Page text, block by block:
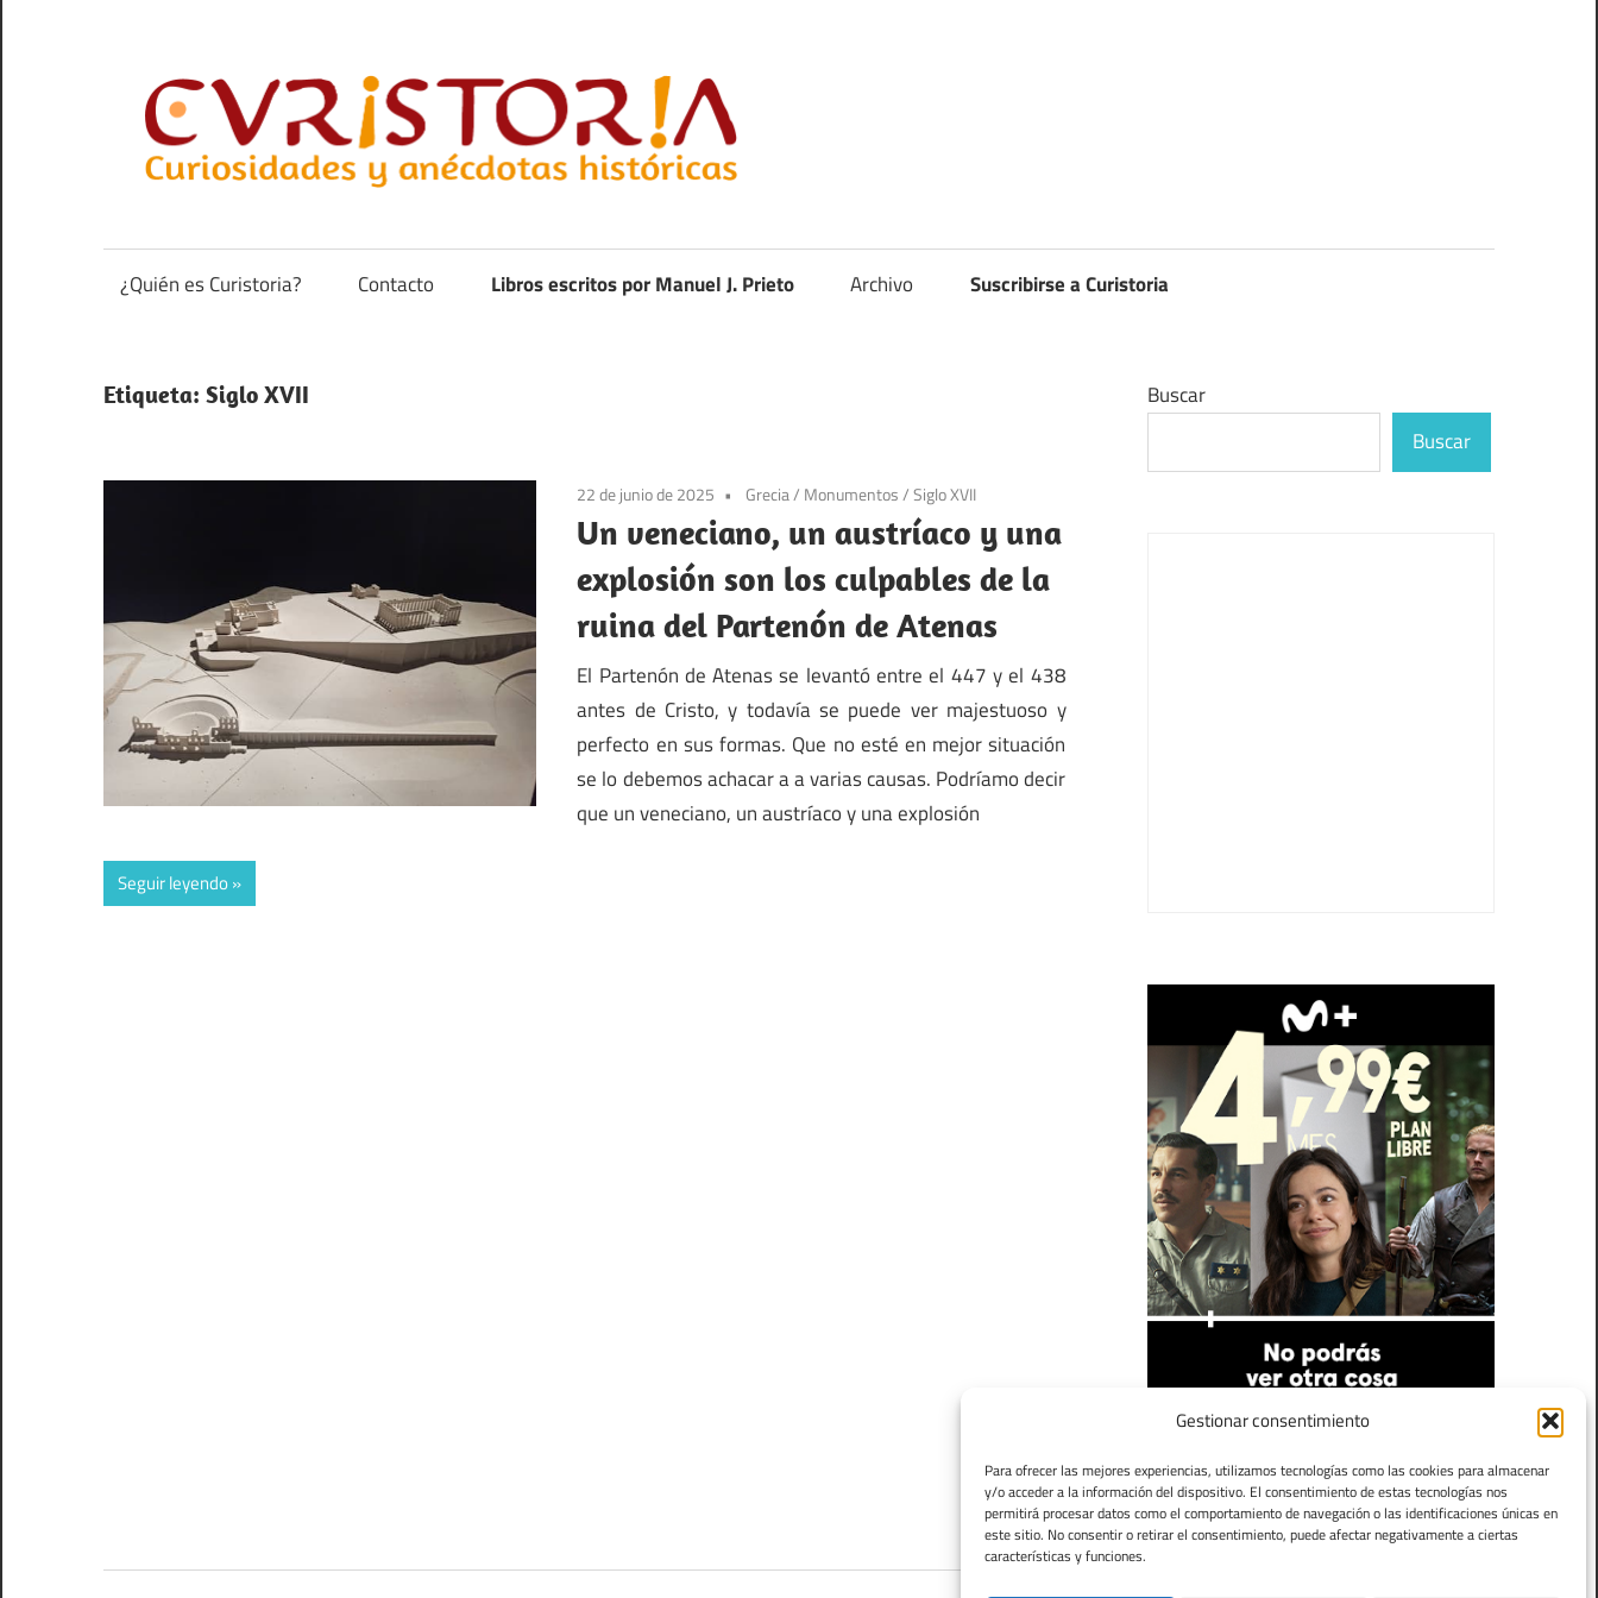
Gestionar consentimiento
Para ofrecer las mejores experiencias, utilizamos tecnologías como las cookies para almacenar
y/o acceder a la información del dispositivo. El consentimiento de estas tecnologías nos
permitirá procesar datos como el comportamiento de navegación o las identificaciones únicas en
este sitio. No consentir o retirar el consentimiento, puede afectar negativamente a ciertas
características y funciones.
contenido
anécdotas
de
¿Quién es Curistoria? Contacto Libros escritos por Manuel J. Prieto Archivo Suscribirse a Curistoria
Etiqueta: Siglo XVII
22 de junio de 2025 Grecia/ Monumentos/Siglo XVII
Un veneciano, un austríaco y una
explosión son los culpables de la
ruina del Partenón de Atenas
El Partenón de Atenas se levantó entre el 447 y el 438
antes de Cristo, y todavía se puede ver majestuoso y
perfecto en sus formas. Que no esté en mejor situación
se lo debemos achacar a a varias causas. Podríamo decir
que un veneciano, un austríaco y una explosión
Seguir leyendo
Buscar
Buscar